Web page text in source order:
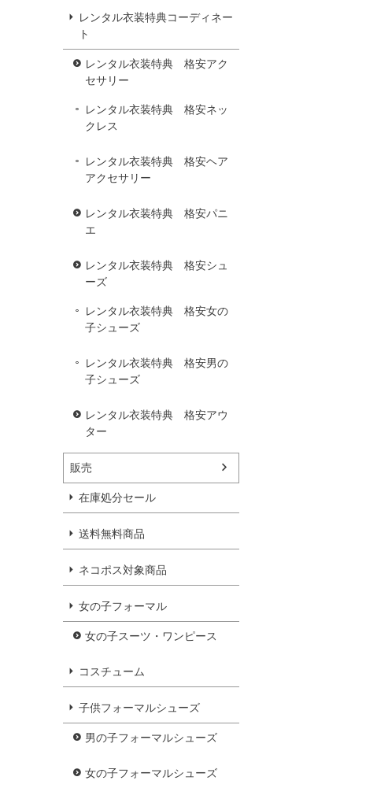
レンタル衣装特典コーディネー
ト
レンタル衣装特典 格安アク
セサリー
レンタル衣装特典 格安ネッ
クレス
レンタル衣装特典 格安ヘア
アクセサリー
レンタル衣装特典 格安パニ
エ
レンタル衣装特典 格安シュ
ーズ
レンタル衣装特典 格安女の
子シューズ
レンタル衣装特典 格安男の
子シューズ
レンタル衣装特典 格安アウ
ター
販売
在庫処分セール
送料無料商品
ネコポス対象商品
女の子フォーマル
女の子スーツ・ワンピース
コスチューム
子供フォーマルシューズ
男の子フォーマルシューズ
女の子フォーマルシューズ